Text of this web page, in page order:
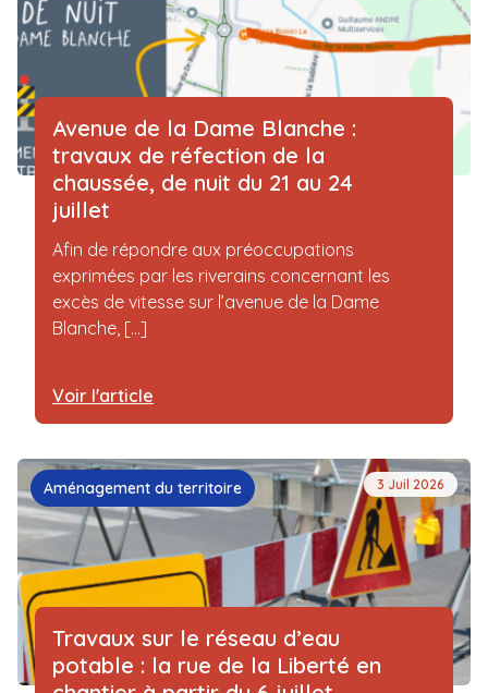
Avenue de la Dame Blanche :
travaux de réfection de la
chaussée, de nuit du 21 au 24
juillet
Afin de répondre aux préoccupations
exprimées par les riverains concernant les
excès de vitesse sur l’avenue de la Dame
Blanche, [...]
Voir l'article
Aménagement du territoire 3 Juil 2026
Travaux sur le réseau d’eau
potable : la rue de la Liberté en